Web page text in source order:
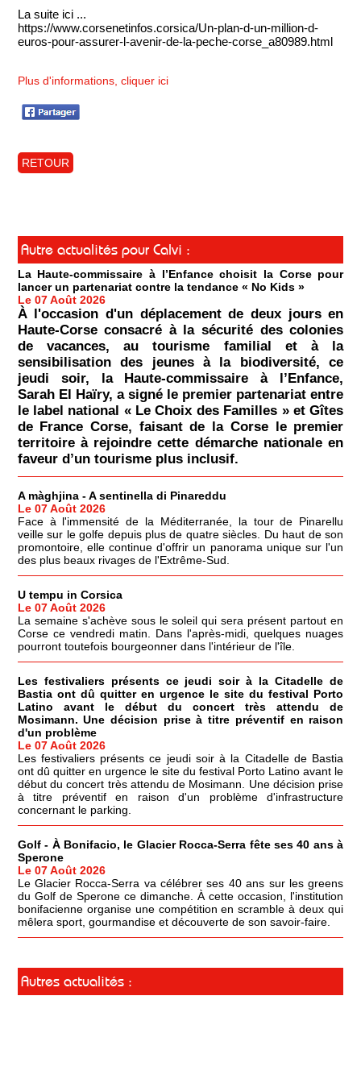
La suite ici ...
https://www.corsenetinfos.corsica/Un-plan-d-un-million-d-
euros-pour-assurer-l-avenir-de-la-peche-corse_a80989.html
Plus d'informations, cliquer ici
RETOUR
Autre actualités pour Calvi :
La Haute-commissaire à l’Enfance choisit la Corse pour
lancer un partenariat contre la tendance « No Kids »
Le 07 Août 2026
À l'occasion d'un déplacement de deux jours en
Haute-Corse consacré à la sécurité des colonies
de vacances, au tourisme familial et à la
sensibilisation des jeunes à la biodiversité, ce
jeudi soir, la Haute-commissaire à l’Enfance,
Sarah El Haïry, a signé le premier partenariat entre
le label national « Le Choix des Familles » et Gîtes
de France Corse, faisant de la Corse le premier
territoire à rejoindre cette démarche nationale en
faveur d’un tourisme plus inclusif.
A màghjina - A sentinella di Pinareddu
Le 07 Août 2026
Face à l'immensité de la Méditerranée, la tour de Pinarellu
veille sur le golfe depuis plus de quatre siècles. Du haut de son
promontoire, elle continue d'offrir un panorama unique sur l'un
des plus beaux rivages de l'Extrême-Sud.
U tempu in Corsica
Le 07 Août 2026
La semaine s'achève sous le soleil qui sera présent partout en
Corse ce vendredi matin. Dans l'après-midi, quelques nuages
pourront toutefois bourgeonner dans l'intérieur de l'île.
Les festivaliers présents ce jeudi soir à la Citadelle de
Bastia ont dû quitter en urgence le site du festival Porto
Latino avant le début du concert très attendu de
Mosimann. Une décision prise à titre préventif en raison
d'un problème
Le 07 Août 2026
Les festivaliers présents ce jeudi soir à la Citadelle de Bastia
ont dû quitter en urgence le site du festival Porto Latino avant le
début du concert très attendu de Mosimann. Une décision prise
à titre préventif en raison d'un problème d'infrastructure
concernant le parking.
Golf - À Bonifacio, le Glacier Rocca-Serra fête ses 40 ans à
Sperone
Le 07 Août 2026
Le Glacier Rocca-Serra va célébrer ses 40 ans sur les greens
du Golf de Sperone ce dimanche. À cette occasion, l'institution
bonifacienne organise une compétition en scramble à deux qui
mêlera sport, gourmandise et découverte de son savoir-faire.
Autres actualités :